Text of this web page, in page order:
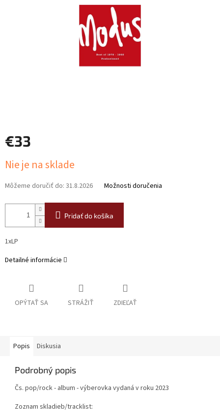
€33
cena:
Nie je na sklade
Môžeme doručiť do: 31.8.2026 Možnosti doručenia
Pridať do košíka
1xLP
Detailné informácie
OPÝTAŤ SA STRÁŽIŤ ZDIEĽAŤ
Popis Diskusia
Podrobný popis
Čs. pop/rock - album - výberovka vydaná v roku 2023
Zoznam skladieb/tracklist: